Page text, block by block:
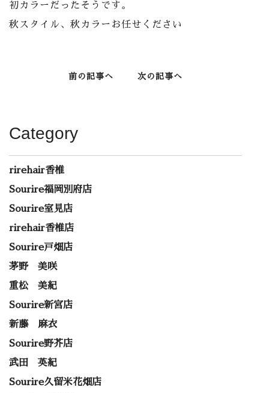
初カラーだったそうです。
秋スタイル、秋カラーお任せください
前の記事へ 次の記事へ
Category
rirehair香椎
Sourire福岡別府店
Sourire室見店
rirehair香椎店
Sourire戸畑店
茅野 美咲
重松 美紀
Sourire新宮店
新藤 麻衣
Sourire野芥店
武田 英紀
Sourire久留米花畑店